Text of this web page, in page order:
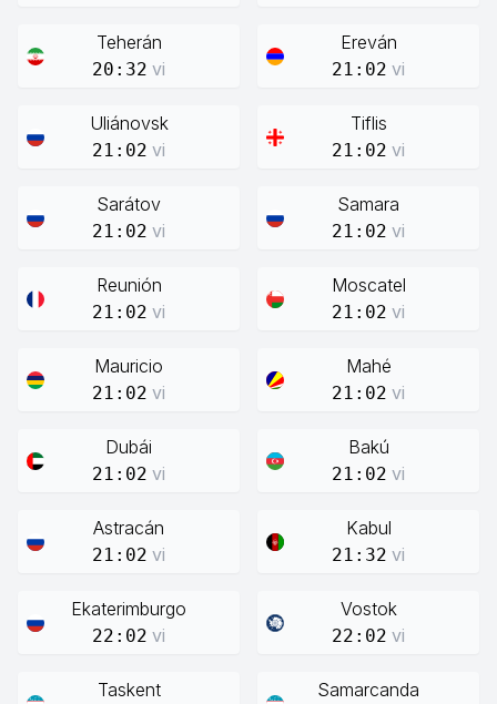
Teherán
20:32 vi
Ereván
21:02 vi
Uliánovsk
21:02 vi
Tiflis
21:02 vi
Sarátov
21:02 vi
Samara
21:02 vi
Reunión
21:02 vi
Moscatel
21:02 vi
Mauricio
21:02 vi
Mahé
21:02 vi
Dubái
21:02 vi
Bakú
21:02 vi
Astracán
21:02 vi
Kabul
21:32 vi
Ekaterimburgo
22:02 vi
Vostok
22:02 vi
Taskent Samarcanda